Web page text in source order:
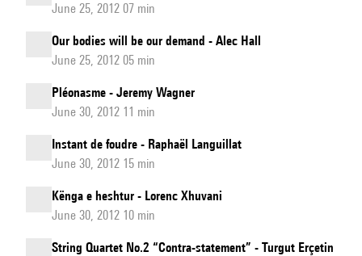
June 25, 2012 07 min
Our bodies will be our demand - Alec Hall
June 25, 2012 05 min
Pléonasme - Jeremy Wagner
June 30, 2012 11 min
Instant de foudre - Raphaël Languillat
June 30, 2012 15 min
Kënga e heshtur - Lorenc Xhuvani
June 30, 2012 10 min
String Quartet No.2 “Contra-statement” - Turgut Erçetin